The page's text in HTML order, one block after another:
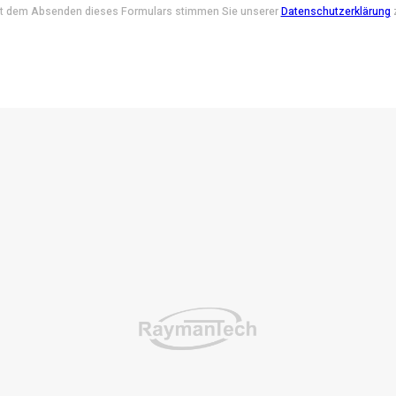
dem Absenden dieses Formulars stimmen Sie unsererDatenschutzerklärung